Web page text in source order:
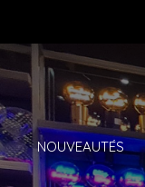
NOUVEAUTÉS